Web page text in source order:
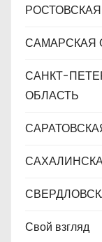
САМАРСКАЯ
САНКТ-
ОБЛАСТЬ
Свой взгляд